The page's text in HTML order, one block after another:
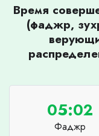
Время
(фаджр,
05:02
Фаджр